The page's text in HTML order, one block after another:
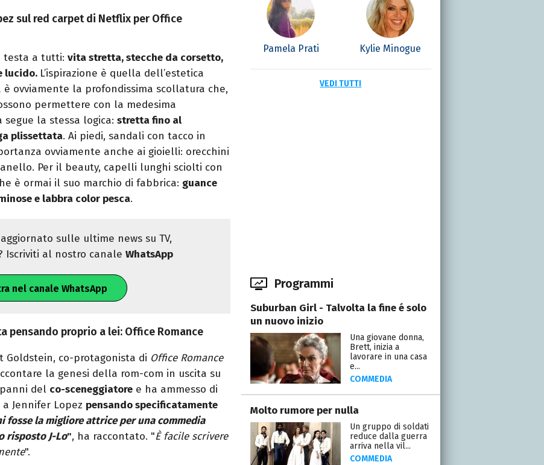
sul red carpet di Netflix per Office
testa a tutti: vita stretta, stecche da corsetto,
lucido. L’ispirazione è quella dell’estetica
ovviamente la profondissima scollatura che,
permettere con la medesima
la stessa logica: stretta fino al
plissettata. Ai piedi, sandali con tacco in
ovviamente anche ai gioielli: orecchini
Per il beauty, capelli lunghi sciolti con
è ormai il suo marchio di fabbrica: guance
e labbra color pesca.
sulle ultime news su TV,
Iscriviti al nostro canaleWhatsApp
nel canale WhatsApp
pensando proprio a lei: Office Romance
Goldstein, co-protagonista di Office Romance
la genesi della rom-com in uscita su
del co-sceneggiatore e ha ammesso di
Jennifer Lopez pensando specificatamente
fosse la migliore attrice per una commedia
risposto J-Lo", ha raccontato. "È facile scrivere
".
Pamela Prati Kylie Minogue
VEDI TUTTI
Programmi
Suburban Girl - Talvolta la fine é solo
un nuovo inizio
Una giovane donna,
Brett, inizia a
lavorare in una casa
e...
COMMEDIA
Molto rumore per nulla
Un gruppo di soldati
reduce dalla guerra
arriva nella vil...
COMMEDIA